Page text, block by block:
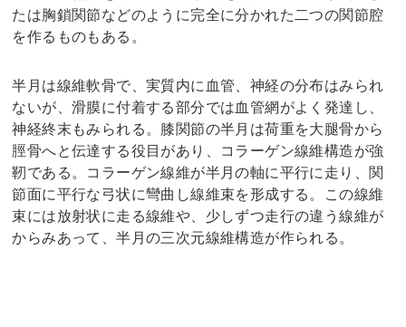
たは胸鎖関節などのように完全に分かれた二つの関節腔
を作るものもある。
半月は線維軟骨で、実質内に血管、神経の分布はみられ
ないが、滑膜に付着する部分では血管網がよく発達し、
神経終末もみられる。膝関節の半月は荷重を大腿骨から
脛骨へと伝達する役目があり、コラーゲン線維構造が強
靭である。コラーゲン線維が半月の軸に平行に走り、関
節面に平行な弓状に彎曲し線維束を形成する。この線維
束には放射状に走る線維や、少しずつ走行の違う線維が
からみあって、半月の三次元線維構造が作られる。